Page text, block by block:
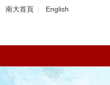
南大首頁 English